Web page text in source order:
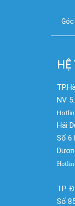
HỆ
NV
Hải
Số 6
TP.
Số